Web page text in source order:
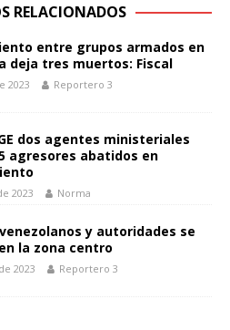
RELACIONADOS
entre grupos armados en
deja tres muertos: Fiscal
2023 Reportero 3
dos agentes ministeriales
agresores abatidos en
2023 Norma
y autoridades se
la zona centro
2023 Reportero 3